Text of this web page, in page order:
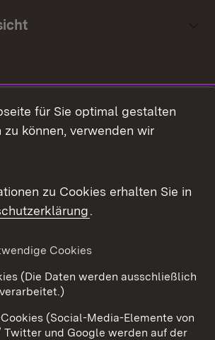
Kontakt
Datenschutz
für Sie optimal gestalten
zu können, verwenden wir
zu Cookies erhalten Sie in
.
Cookies
(Die Daten werden ausschließlich
(Social-Media-Elemente von
Twitter und Google werden auf der